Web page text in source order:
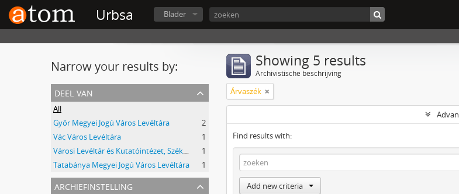
Urbsa Blader
Narrow your results by:
deel van
All
Győr Megyei Jogú Város Levéltára
2
Vác Város Levéltára
1
Városi Levéltár és Kutatóintézet, Székesfehérvár
1
Tatabánya Megyei Jogú Város Levéltára
1
archiefinstelling
Showing 5 results
Archivistische beschrijving
Árvaszék
Find results with:
Add new criteria